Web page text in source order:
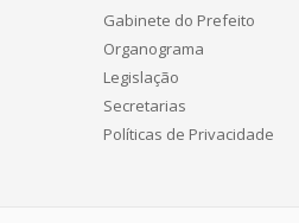
Gabinete do Prefeito
Organograma
Legislação
Secretarias
Políticas de Privacidade